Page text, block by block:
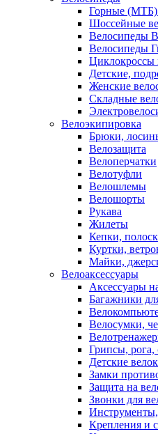
Горные (МТБ)
Шоссейные
Велосипеды
Велосипеды
Циклокроссы
Детские,
Женские
Складные
Велоэкипировка
Брюки,
Велозащита
Велоперчатки
Велотуфли
Велошлемы
Велошорты
Рукава
Жилеты
Кепки,
Куртки,
Майки,
Велоаксессуары
Аксессуары
Багажники
Велосумки,
Грипсы, рога,
Детские
Замки
Защита на
Звонки для
Крепления и